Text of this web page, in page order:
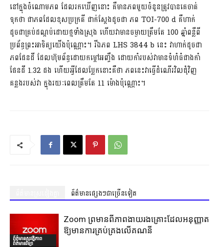
នៅក្នុងចំណោមភព ដែលរកឃើញនោះ គឺមានភពមួយចំនួនត្រូវបានគេចាត់
ទុកថា ជាភពដែលខុសប្រក្រតី ជាក់ស្ដែងដូចជា ភព TOI-700 d គឺហាក់
ដូចជាគ្រប់ដណ្ដប់ដោយថ្មទាំងស្រុង ហើយវាមានចម្ងាយត្រឹមតែ 100 ឆ្នាំពន្លឺពី
ប្រព័ន្ធព្រះអាទិត្យយើងប៉ុណ្ណោះ។ រីឯភព LHS 3844 b នេះ វាហាក់ដូចជា
ភពផែនដី ដែលហ៊ុមព័ន្ធដោយកម្តៅអញ្ចឹង ដោយកាំរបស់វាមានទំហំធំជាងកាំ
ផែនដី 1.32 ដង ហើយអ្វីដែលប្លែកនោះគឺថា ភពនេះវាធ្វើដំណើរវិលជុំវិញ
គន្លងរបស់វា ក្នុងរយៈពេលត្រឹមតែ 11 ម៉ោងប៉ុណ្ណោះ។
ព័ត៌មានផ្សេងៗជាច្រើនទៀត
ព័ត៌មានសុវត្ថិភាព
ព័ត៌មានវិទ្យា
Zoom ព្រមានពីភាពងាយរងគ្រោះដែលអនុញ្ញាត
ឱ្យមានការគ្រប់គ្រងលើគណនី